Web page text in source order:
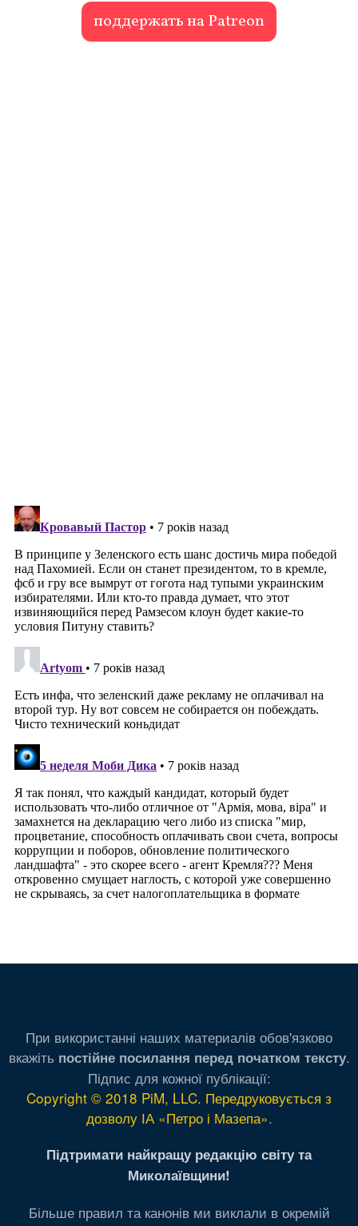
поддержать на Patreon
При використанні наших материалів обов'язково
вкажіть постійне посилання перед початком тексту.
Підпис для кожної публікації:
Copyright © 2018 PiM, LLC. Передруковується з
дозволу ІА «Петро і Мазепа».
Підтримати найкращу редакцію світу та
Миколаївщини!
Більше правил та канонів ми виклали в окремій